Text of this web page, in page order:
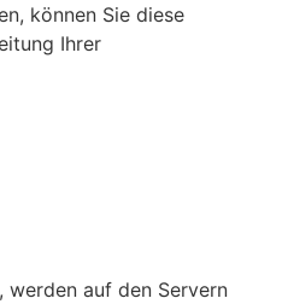
können Sie diese
Ihrer
auf den Servern